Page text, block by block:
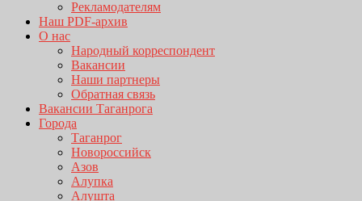
Рекламодателям
Наш PDF-архив
О нас
Народный корреспондент
Вакансии
Наши партнеры
Обратная связь
Вакансии Таганрога
Города
Таганрог
Новороссийск
Азов
Алупка
Алушта